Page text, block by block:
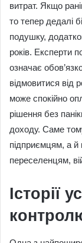
витрат. Якщо
то тепер дедалі
подушку,
років. Експерти
означає
відмовитися
може спокійно
рішення без
доходу. Саме
підприємцям, а
переселенцям,
Історії